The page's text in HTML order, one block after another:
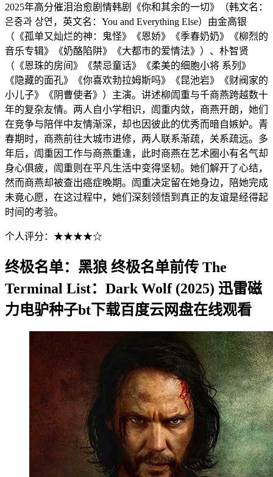
2025年高分催泪治愈剧情韩剧《你和其余的一切》（韩文名：
은중과 상연，英文名：You and Everything Else）由金高银
（《孤单又灿烂的神：鬼怪》《恩娇》《季春奶奶》《柳烈的
音乐专辑》《奶酪陷阱》《大都市的爱情法》）、朴智贤
（《恩珠的房间》《禁忌童话》《柔美的细胞小将 系列》
《隐藏的面孔》《你喜欢勃拉姆斯吗》《昆池岩》《财阀家的
小儿子》《阴曹使者》）主演。讲述柳訚重与千商燕跨越数十
年的复杂友情。两人自小学相识，訚重内敛，商燕开朗，她们
在竞争与陪伴中友情渐深，却也因彼此的优秀而暗自嫉妒。青
春期时，商燕前往大城市进修，两人联系渐疏，关系疏远。多
年后，訚重因工作与商燕重逢，此时商燕在艺术圈小有名气却
身心俱疲，訚重则在平凡生活中变得坚韧。她们解开了心结，
然而商燕却被查出癌症晚期。訚重决定留在她身边，陪她完成
未竟心愿，在这过程中，她们深刻领悟到真正的友谊是经得起
时间的考验。
个人评分：★★★★☆
终极名单：黑狼 终极名单前传 The
Terminal List：Dark Wolf (2025) 迅雷磁
力电驴种子bt下载百度云网盘在线观看